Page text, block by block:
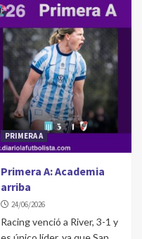
PRIMERA A
Primera A: Academia
arriba
24/06/2026
Racing venció a River, 3-1 y